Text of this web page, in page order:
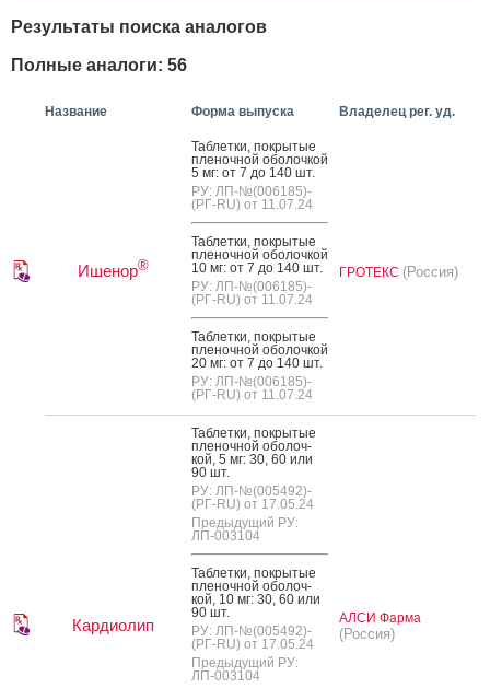
Результаты поиска аналогов
Полные аналоги: 56
Название Форма выпуска Владелец рег. уд.
Ишенор®
Таб­летки, пок­ры­тые
пле­ноч­ной обо­лоч­кой
5 мг: от 7 до 140 шт.
РУ: ЛП-№(006185)-
(РГ-RU) от 11.07.24
Таб­летки, пок­ры­тые
пле­ноч­ной обо­лоч­кой
10 мг: от 7 до 140 шт.
РУ: ЛП-№(006185)-
(РГ-RU) от 11.07.24
Таб­летки, пок­ры­тые
пле­ноч­ной обо­лоч­кой
20 мг: от 7 до 140 шт.
РУ: ЛП-№(006185)-
(РГ-RU) от 11.07.24
ГРОТЕКС (Россия)
Кардиолип
Таб­летки, пок­ры­тые
пле­ноч­ной обо­лоч­
кой, 5 мг: 30, 60 или
90 шт.
РУ: ЛП-№(005492)-
(РГ-RU) от 17.05.24
Предыдущий РУ:
ЛП-003104
Таб­летки, пок­ры­тые
пле­ноч­ной обо­лоч­
кой, 10 мг: 30, 60 или
90 шт.
РУ: ЛП-№(005492)-
(РГ-RU) от 17.05.24
Предыдущий РУ:
ЛП-003104
АЛСИ Фарма
(Россия)